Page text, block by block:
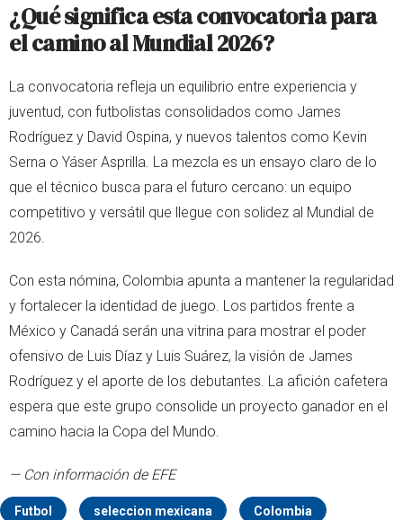
¿Qué significa esta convocatoria para
el camino al Mundial 2026?
La convocatoria refleja un equilibrio entre experiencia y
juventud, con futbolistas consolidados como James
Rodríguez y David Ospina, y nuevos talentos como Kevin
Serna o Yáser Asprilla. La mezcla es un ensayo claro de lo
que el técnico busca para el futuro cercano: un equipo
competitivo y versátil que llegue con solidez al Mundial de
2026.
Con esta nómina, Colombia apunta a mantener la regularidad
y fortalecer la identidad de juego. Los partidos frente a
México y Canadá serán una vitrina para mostrar el poder
ofensivo de Luis Díaz y Luis Suárez, la visión de James
Rodríguez y el aporte de los debutantes. La afición cafetera
espera que este grupo consolide un proyecto ganador en el
camino hacia la Copa del Mundo.
— Con información de EFE
Futbol seleccion mexicana Colombia